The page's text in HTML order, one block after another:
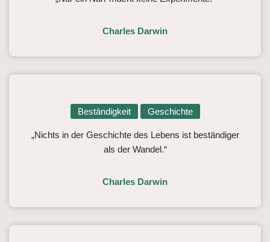
Charles Darwin
Beständigkeit Geschichte
„Nichts in der Geschichte des Lebens ist beständiger
als der Wandel.“
Charles Darwin